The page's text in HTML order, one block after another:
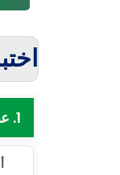
1. عندما يمتد شرطي حركة المرور ذراعه أفقياً مع النخيل الذي يواجهك ، ما الذي يشير إليه؟